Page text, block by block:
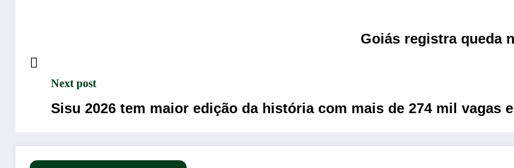
Goiás registra queda
Next post
Sisu 2026 tem maior edição da história com mais de 274 mil vagas